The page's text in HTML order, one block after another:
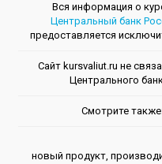
Вся информация о
Центральный банк
предоставляется
Сайт kursvaliut.ru не
Центрального
Смотрите
новый продукт,